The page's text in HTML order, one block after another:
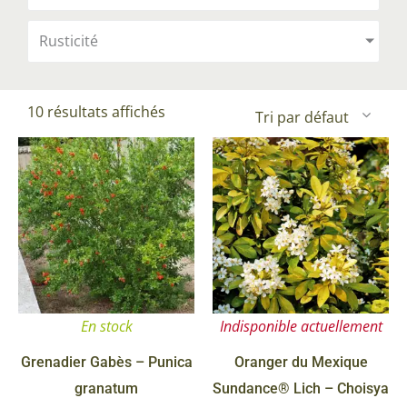
Rusticité
10 résultats affichés
En stock
Grenadier Gabès – Punica
granatum
Plage
de
prix :
11,90 €
à
13,90 €
Ce
produit
a
plusieurs
variations.
Les
options
peuvent
choisies
Indisponible actuellement
Oranger du Mexique
Sundance® Lich – Choisya
de
à
Ce
a